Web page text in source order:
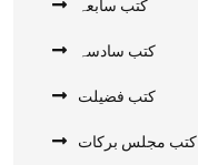
کتب سابعہ
کتب سادسہ
کتب فضیلت
کتب مجلس برکات